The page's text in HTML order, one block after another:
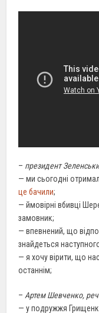
– президент
— ми сьогодні
це бачили;
— ймовірні вбивці
замовник;
— впевнений, що
знайдеться
— я хочу вірити, що
останнім;
– Артем Шевченко,
— у подружжя